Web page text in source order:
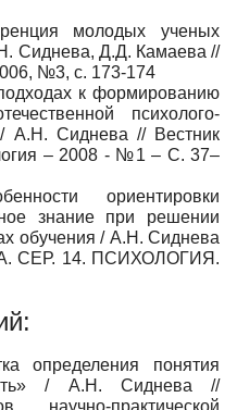
молодых ученых
Сиднева, Д.Д. Камаева //
№3, с. 173-174
к формированию
психолого-
/ А.Н. Сиднева // Вестник
– 2008 - №1 – С. 37–
ориентировки
знание при решении
обучения / А.Н. Сиднева
СЕР. 14. ПСИХОЛОГИЯ.
определения понятия
/ А.Н. Сиднева //
научно-практической